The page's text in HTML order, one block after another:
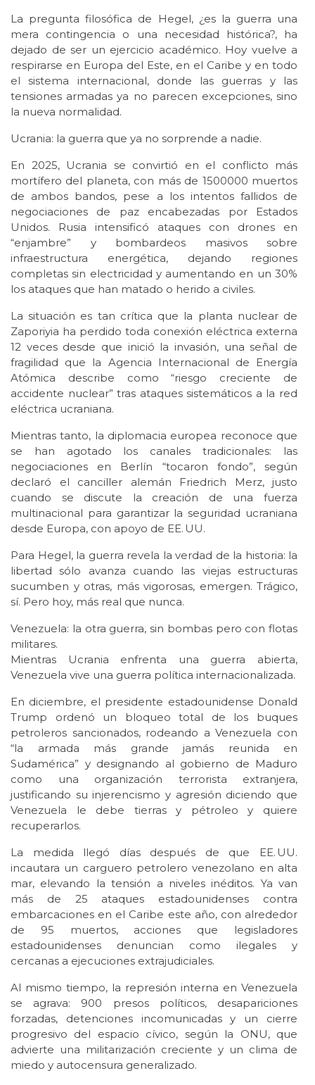
La pregunta filosófica de Hegel, ¿es la guerra una
mera contingencia o una necesidad histórica?, ha
dejado de ser un ejercicio académico. Hoy vuelve a
respirarse en Europa del Este, en el Caribe y en todo
el sistema internacional, donde las guerras y las
tensiones armadas ya no parecen excepciones, sino
la nueva normalidad.
Ucrania: la guerra que ya no sorprende a nadie.
En 2025, Ucrania se convirtió en el conflicto más
mortífero del planeta, con más de 1500000 muertos
de ambos bandos, pese a los intentos fallidos de
negociaciones de paz encabezadas por Estados
Unidos. Rusia intensificó ataques con drones en
“enjambre” y bombardeos masivos sobre
infraestructura energética, dejando regiones
completas sin electricidad y aumentando en un 30%
los ataques que han matado o herido a civiles.
La situación es tan crítica que la planta nuclear de
Zaporiyia ha perdido toda conexión eléctrica externa
12 veces desde que inició la invasión, una señal de
fragilidad que la Agencia Internacional de Energía
Atómica describe como “riesgo creciente de
accidente nuclear” tras ataques sistemáticos a la red
eléctrica ucraniana.
Mientras tanto, la diplomacia europea reconoce que
se han agotado los canales tradicionales: las
negociaciones en Berlín “tocaron fondo”, según
declaró el canciller alemán Friedrich Merz, justo
cuando se discute la creación de una fuerza
multinacional para garantizar la seguridad ucraniana
desde Europa, con apoyo de EE. UU.
Para Hegel, la guerra revela la verdad de la historia: la
libertad sólo avanza cuando las viejas estructuras
sucumben y otras, más vigorosas, emergen. Trágico,
sí. Pero hoy, más real que nunca.
Venezuela: la otra guerra, sin bombas pero con flotas
militares.
Mientras Ucrania enfrenta una guerra abierta,
Venezuela vive una guerra política internacionalizada.
En diciembre, el presidente estadounidense Donald
Trump ordenó un bloqueo total de los buques
petroleros sancionados, rodeando a Venezuela con
“la armada más grande jamás reunida en
Sudamérica” y designando al gobierno de Maduro
como una organización terrorista extranjera,
justificando su injerencismo y agresión diciendo que
Venezuela le debe tierras y pétroleo y quiere
recuperarlos.
La medida llegó días después de que EE. UU.
incautara un carguero petrolero venezolano en alta
mar, elevando la tensión a niveles inéditos. Ya van
más de 25 ataques estadounidenses contra
embarcaciones en el Caribe este año, con alrededor
de 95 muertos, acciones que legisladores
estadounidenses denuncian como ilegales y
cercanas a ejecuciones extrajudiciales.
Al mismo tiempo, la represión interna en Venezuela
se agrava: 900 presos políticos, desapariciones
forzadas, detenciones incomunicadas y un cierre
progresivo del espacio cívico, según la ONU, que
advierte una militarización creciente y un clima de
miedo y autocensura generalizado.